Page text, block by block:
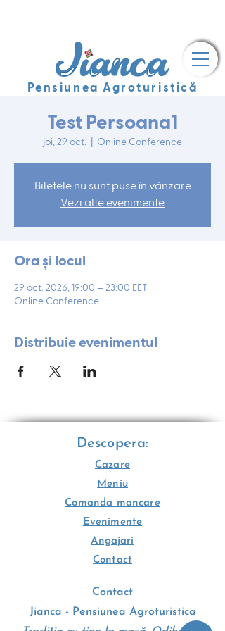
Pensiunea Agroturistică
Test Persoana1
joi, 29 oct. Online Conference
Biletele nu sunt puse în vânzare
Vezi alte evenimente
Ora și locul
29 oct. 2026, 19:00 – 23:00 EET
Online Conference
Distribuie evenimentul
Descopera:
Cazare
Meniu
Comanda mancare
Evenimente
Angajari
Contact
Contact
Jianca - Pensiunea Agroturistica